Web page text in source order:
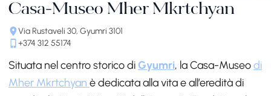
Casa-Museo Mher Mkrtchyan
Via Rustaveli 30, Gyumri 3101
+374 312 55174
Situata nel centro storico diGyumri, la Casa-Museodi
Mher Mkrtchyan è dedicata alla vita e all’eredità di